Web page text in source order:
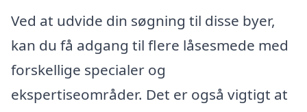
Ved at udvide din søgning til disse byer,
kan du få adgang til flere låsesmede med
forskellige specialer og
ekspertiseområder. Det er også vigtigt at